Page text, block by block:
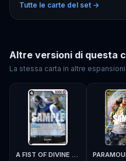
Tutte le carte del set →
Altre versioni di questa
La stessa carta in altre
A FIST OF DIVINE SPEED - OP-11